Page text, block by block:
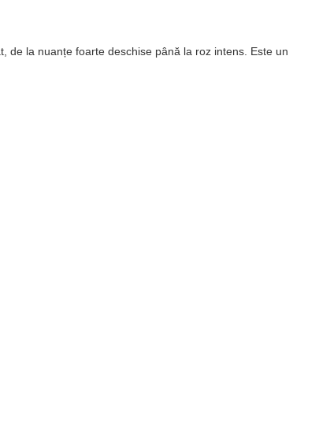
la nuanțe foarte deschise până la roz intens. Este un